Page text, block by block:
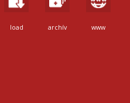
load archív www